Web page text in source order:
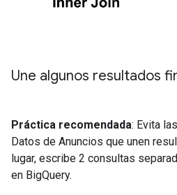
Une algunos resultados
Práctica recomendada: Evita
Datos de Anuncios que unen
lugar, escribe 2 consultas
en BigQuery.